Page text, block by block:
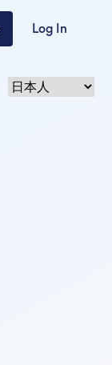
Log In